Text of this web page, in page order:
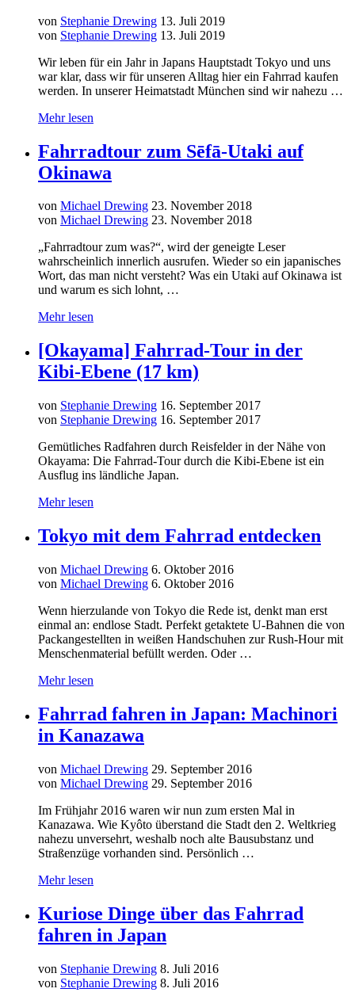
von Stephanie Drewing 13. Juli 2019
von Stephanie Drewing 13. Juli 2019
Wir leben für ein Jahr in Japans Hauptstadt Tokyo und uns
war klar, dass wir für unseren Alltag hier ein Fahrrad kaufen
werden. In unserer Heimatstadt München sind wir nahezu …
Mehr lesen
Fahrradtour zum Sēfā-Utaki auf
Okinawa
von Michael Drewing 23. November 2018
von Michael Drewing 23. November 2018
„Fahrradtour zum was?“, wird der geneigte Leser
wahrscheinlich innerlich ausrufen. Wieder so ein japanisches
Wort, das man nicht versteht? Was ein Utaki auf Okinawa ist
und warum es sich lohnt, …
Mehr lesen
[Okayama] Fahrrad-Tour in der
Kibi-Ebene (17 km)
von Stephanie Drewing 16. September 2017
von Stephanie Drewing 16. September 2017
Gemütliches Radfahren durch Reisfelder in der Nähe von
Okayama: Die Fahrrad-Tour durch die Kibi-Ebene ist ein
Ausflug ins ländliche Japan.
Mehr lesen
Tokyo mit dem Fahrrad entdecken
von Michael Drewing 6. Oktober 2016
von Michael Drewing 6. Oktober 2016
Wenn hierzulande von Tokyo die Rede ist, denkt man erst
einmal an: endlose Stadt. Perfekt getaktete U-Bahnen die von
Packangestellten in weißen Handschuhen zur Rush-Hour mit
Menschenmaterial befüllt werden. Oder …
Mehr lesen
Fahrrad fahren in Japan: Machinori
in Kanazawa
von Michael Drewing 29. September 2016
von Michael Drewing 29. September 2016
Im Frühjahr 2016 waren wir nun zum ersten Mal in
Kanazawa. Wie Kyôto überstand die Stadt den 2. Weltkrieg
nahezu unversehrt, weshalb noch alte Bausubstanz und
Straßenzüge vorhanden sind. Persönlich …
Mehr lesen
Kuriose Dinge über das Fahrrad
fahren in Japan
von Stephanie Drewing 8. Juli 2016
von Stephanie Drewing 8. Juli 2016